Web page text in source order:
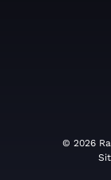
© 2026